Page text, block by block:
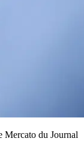
Mercato du Journal